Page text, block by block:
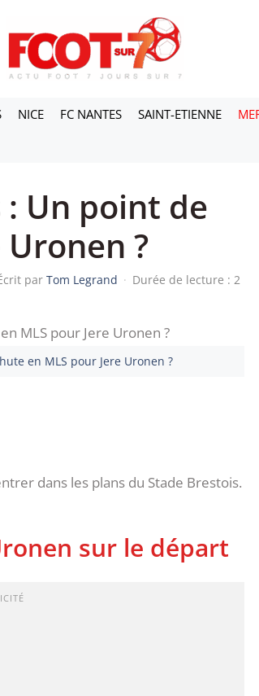
NICE FC NANTES SAINT-ETIENNE
Un point de
?
par Tom Legrand · Durée de lecture : 2
en MLS pour Jere Uronen ?
dans les plans du Stade Brestois.
sur le départ